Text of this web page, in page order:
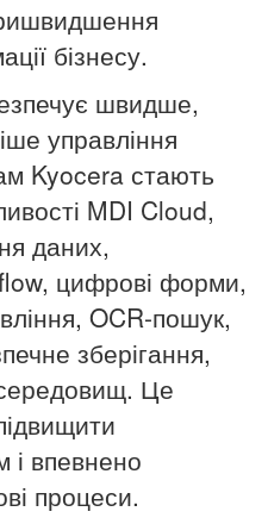
бізнесу.
швидше,
управління
Kyocera стають
MDI Cloud,
даних,
цифрові форми,
OCR-пошук,
зберігання,
Це
і впевнено
процеси.